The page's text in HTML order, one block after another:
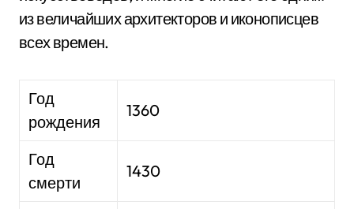
из величайших архитекторов и иконописцев
всех времен.
Год
рождения
1360
Год
смерти
1430